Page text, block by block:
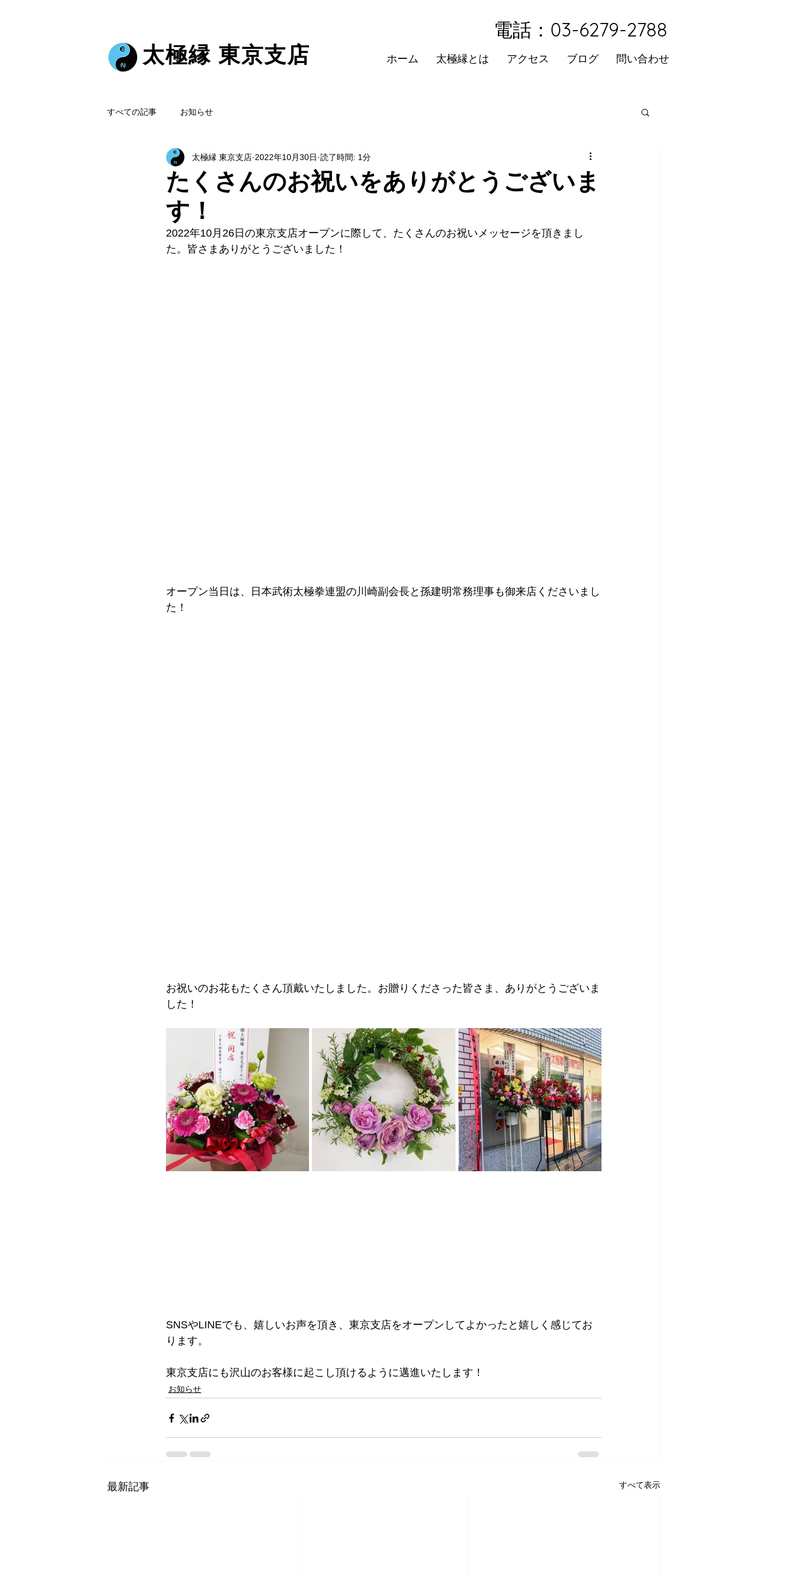
太極縁 東京支店
​電話：03-6279-2788
ホーム 太極縁とは アクセス ブログ 問い合わせ
すべての記事 お知らせ
たくさんのお祝いをありがとうございま
す！
太極縁 東京支店 2022年10月30日 読了時間: 1分
2022年10月26日の東京支店オープンに際して、たくさんのお祝いメッセージを頂きまし
た。皆さまありがとうございました！
オープン当日は、日本武術太極拳連盟の川崎副会長と孫建明常務理事も御来店くださいまし
た！
お祝いのお花もたくさん頂戴いたしました。お贈りくださった皆さま、ありがとうございま
した！
SNSやLINEでも、嬉しいお声を頂き、東京支店をオープンしてよかったと嬉しく感じてお
ります。
東京支店にも沢山のお客様に起こし頂けるように邁進いたします！
お知らせ
最新記事 すべて表示